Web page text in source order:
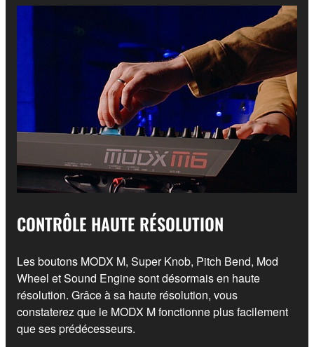
CONTRÔLE HAUTE RÉSOLUTION
Les boutons MODX M, Super Knob, Pitch Bend, Mod
Wheel et Sound Engine sont désormais en haute
résolution. Grâce à sa haute résolution, vous
constaterez que le MODX M fonctionne plus facilement
que ses prédécesseurs.